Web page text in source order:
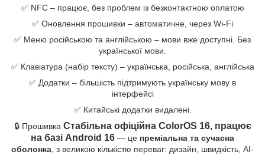
✅ NFC – працює, без проблем із безконтактною оплатою
✅ Оновлення прошивки – автоматичне, через Wi-Fi
✅ Меню російською та англійською – мови вже доступні. Без
української мови.
✅ Клавіатура (набір тексту) – українська, російська, англійська
✅ Додатки – більшість підтримують українську мову в
інтерфейсі
✅ Китайські додатки видалені.
🔒 Прошивка Стабільна офіційна ColorOS 16, працює
на базі Android 16 — це преміальна та сучасна
оболонка, з великою кількістю переваг: дизайн, швидкість, AI-